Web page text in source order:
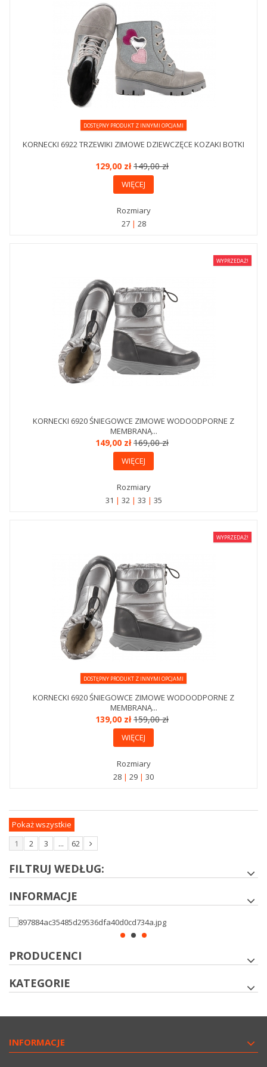
DOSTĘPNY PRODUKT Z INNYMI OPCJAMI
KORNECKI 6922 TRZEWIKI ZIMOWE DZIEWCZĘCE KOZAKI BOTKI
129,00 zł149,00 zł
WIĘCEJ
Rozmiary
27
28
WYPRZEDAŻ!
KORNECKI 6920 ŚNIEGOWCE ZIMOWE WODOODPORNE Z
MEMBRANĄ...
149,00 zł169,00 zł
WIĘCEJ
Rozmiary
31
32 33 35
WYPRZEDAŻ!
DOSTĘPNY PRODUKT Z INNYMI OPCJAMI
KORNECKI 6920 ŚNIEGOWCE ZIMOWE WODOODPORNE Z
MEMBRANĄ...
139,00 zł159,00 zł
WIĘCEJ
Rozmiary
28
29 30
Pokaż wszystkie
1
2 3 ... 62
FILTRUJ WEDŁUG:
INFORMACJE
PRODUCENCI
KATEGORIE
INFORMACJE